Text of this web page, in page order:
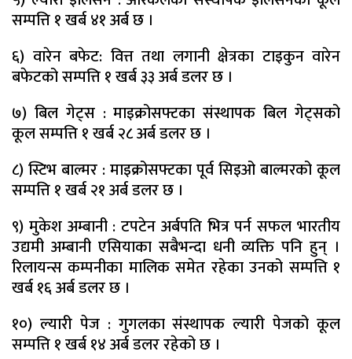
सम्पत्ति १ खर्ब ४१ अर्ब छ ।
६) वारेन बफेट: वित्त तथा लगानी क्षेत्रका टाइकुन वारेन
बफेटको सम्पत्ति १ खर्ब ३३ अर्ब डलर छ ।
७) बिल गेट्स : माइक्रोसफ्टका संस्थापक बिल गेट्सको
कूल सम्पत्ति १ खर्ब २८ अर्ब डलर छ ।
८) स्टिभ बाल्मर : माइक्रोसफ्टका पूर्व सिइओ बाल्मरको कूल
सम्पत्ति १ खर्ब २१ अर्ब डलर छ ।
९) मुकेश अम्बानी : टपटेन अर्बपति भित्र पर्न सफल भारतीय
उद्यमी अम्बानी एसियाका सबैभन्दा धनी व्यक्ति पनि हुन् ।
रिलायन्स कम्पनीका मालिक समेत रहेका उनको सम्पत्ति १
खर्ब १६ अर्ब डलर छ ।
१०) ल्यारी पेज : गुगलका संस्थापक ल्यारी पेजको कूल
सम्पत्ति १ खर्ब १४ अर्ब डलर रहेको छ ।